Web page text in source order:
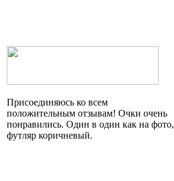
Присоединяюсь ко всем
положительным отзывам! Очки очень
понравились. Один в один как на фото,
футляр коричневый.